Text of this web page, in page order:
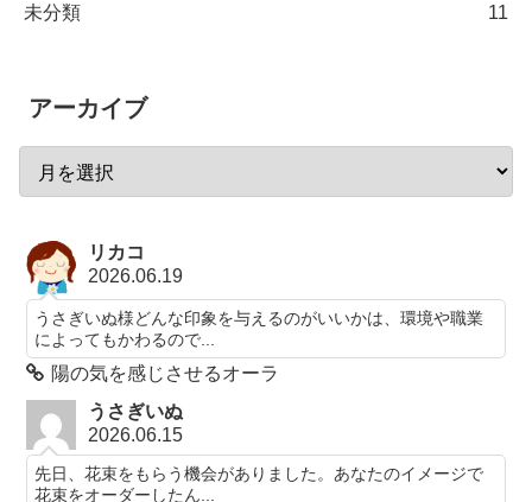
未分類 11
アーカイブ
リカコ
2026.06.19
うさぎいぬ様どんな印象を与えるのがいいかは、環境や職業
によってもかわるので...
陽の気を感じさせるオーラ
うさぎいぬ
2026.06.15
先日、花束をもらう機会がありました。あなたのイメージで
花束をオーダーしたん...